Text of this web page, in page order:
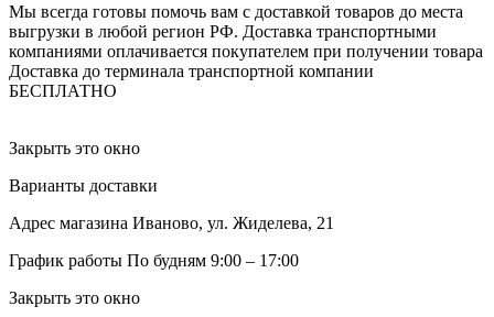
Мы всегда готовы помочь вам с доставкой товаров до места
выгрузки в любой регион РФ. Доставка транспортными
компаниями оплачивается покупателем при получении товара
Доставка до терминала транспортной компании
БЕСПЛАТНО
Закрыть это окно
Варианты доставки
Адрес магазина Иваново, ул. Жиделева, 21
График работы По будням 9:00 – 17:00
Закрыть это окно